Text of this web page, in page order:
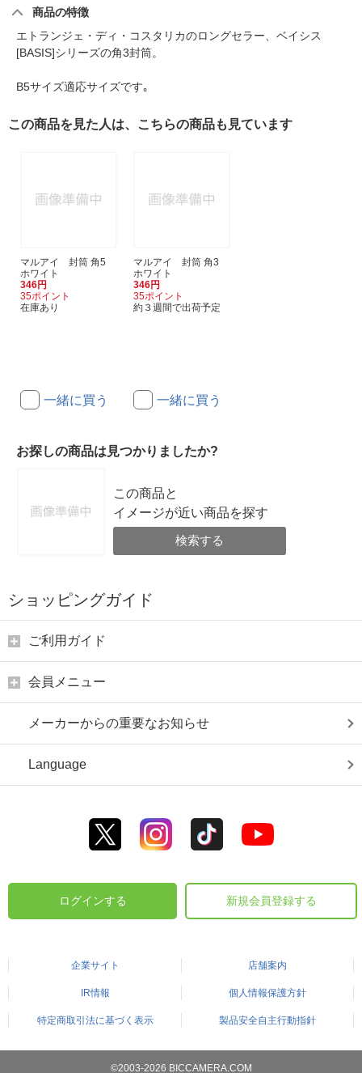
商品の特徴
エトランジェ・ディ・コスタリカのロングセラー、ベイシス
[BASIS]シリーズの角3封筒。
B5サイズ適応サイズです｡
この商品を見た人は、こちらの商品も見ています
マルアイ 封筒 角5
ホワイト
346円
35ポイント
在庫あり
一緒に買う
マルアイ 封筒 角3
ホワイト
346円
35ポイント
約３週間で出荷予定
一緒に買う
お探しの商品は見つかりましたか?
この商品と
イメージが近い商品を探す
検索する
ショッピングガイド
ご利用ガイド
会員メニュー
メーカーからの重要なお知らせ
Language
ログインする 新規会員登録する
企業サイト 店舗案内
IR情報 個人情報保護方針
特定商取引法に基づく表示 製品安全自主行動指針
©2003-2026 BICCAMERA.COM